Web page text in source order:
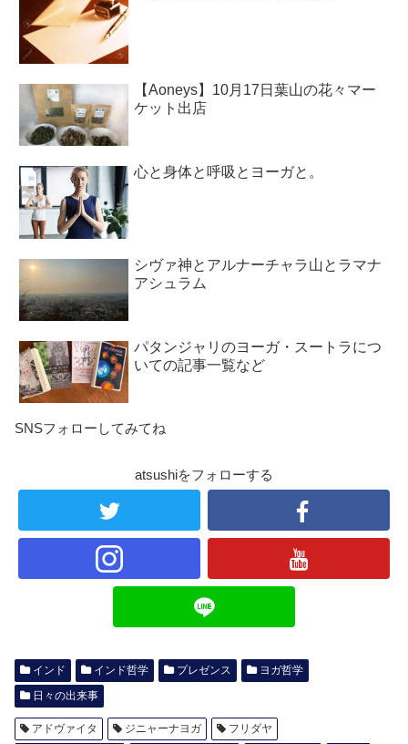
【Aoneys】10月17日葉山の花々マー
ケット出店
心と身体と呼吸とヨーガと。
シヴァ神とアルナーチャラ山とラマナ
アシュラム
パタンジャリのヨーガ・スートラにつ
いての記事一覧など
SNSフォローしてみてね
atsushiをフォローする
インド インド哲学 プレゼンス
ヨガ哲学
日々の出来事
アドヴァイタ ジニャーナヨガ
フリダヤ